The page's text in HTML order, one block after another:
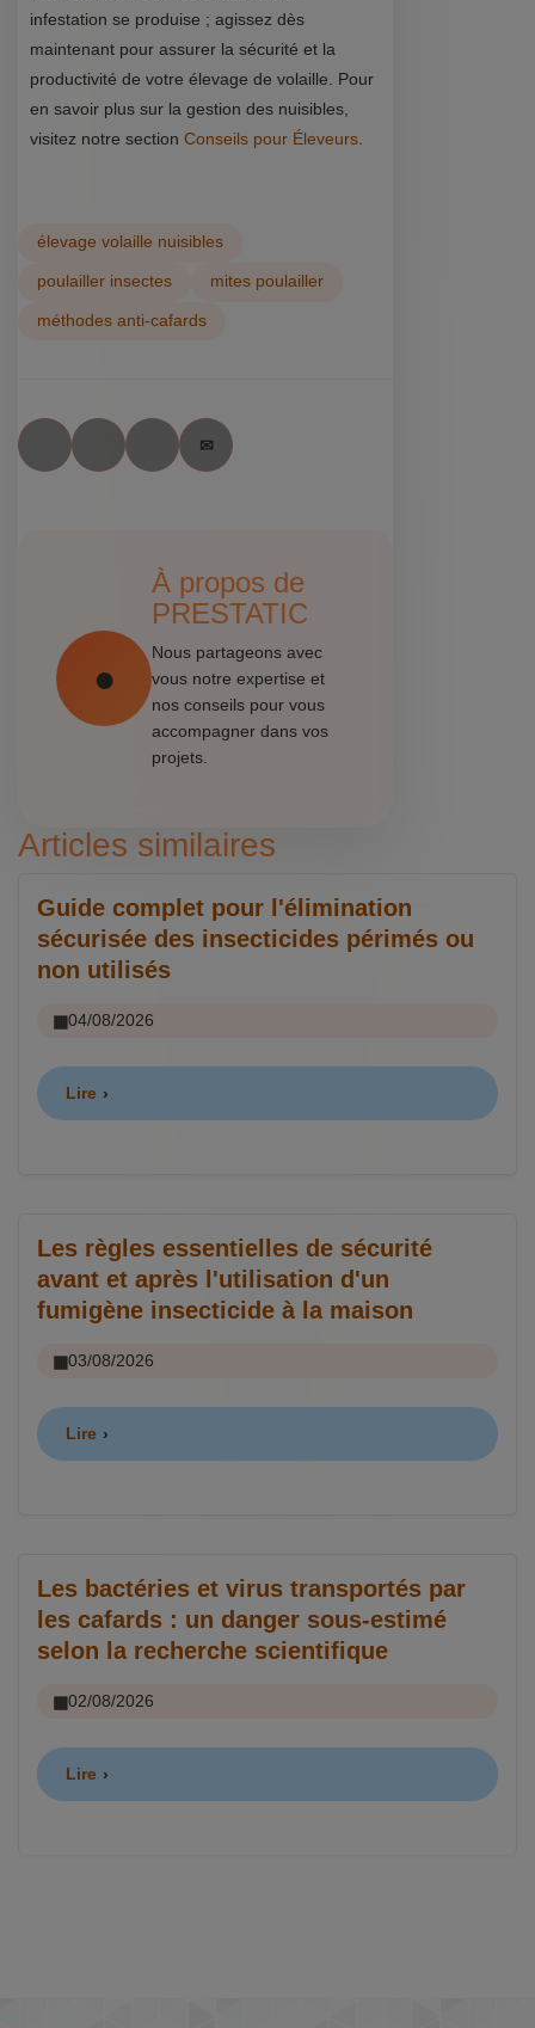
infestation se produise ; agissez dès
maintenant pour assurer la sécurité et la
productivité de votre élevage de volaille. Pour
en savoir plus sur la gestion des nuisibles,
visitez notre section Conseils pour Éleveurs
élevage volaille nuisibles
poulailler insectes mites poulailler
méthodes anti-cafards
À propos de
PRESTATIC
Nous partageons avec
vous notre expertise et
nos conseils pour vous
accompagner dans vos
projets.
Articles similaires
Guide complet pour l'élimination
sécurisée des insecticides périmés ou
non utilisés
04/08/2026
Lire
Les règles essentielles de sécurité
avant et après l'utilisation d'un
fumigène insecticide à la maison
03/08/2026
Lire
Les bactéries et virus transportés par
les cafards : un danger sous-estimé
selon la recherche scientifique
02/08/2026
Lire